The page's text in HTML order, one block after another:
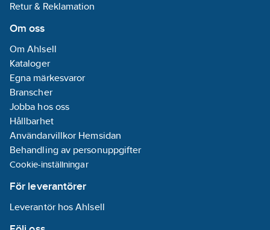
Retur & Reklamation
Om oss
Om Ahlsell
Kataloger
Egna märkesvaror
Branscher
Jobba hos oss
Hållbarhet
Användarvillkor Hemsidan
Behandling av personuppgifter
Cookie-inställningar
För leverantörer
Leverantör hos Ahlsell